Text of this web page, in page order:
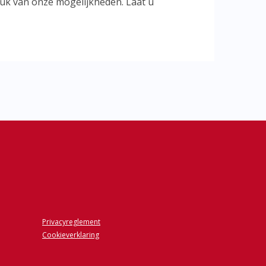
Privacyreglement
Cookieverklaring